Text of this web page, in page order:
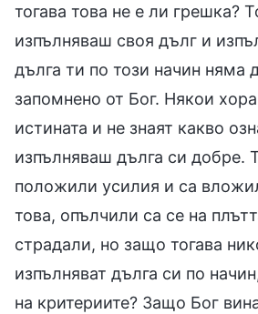
тогава това не е ли грешка?
изпълняваш своя дълг и
дълга ти по този начин няма
запомнено от Бог. Някои
истината и не знаят какво
изпълняваш дълга си добре.
положили усилия и са
това, опълчили са се на
страдали, но защо тогава
изпълняват дълга си по
на критериите? Защо Бог